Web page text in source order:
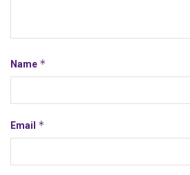
Name *
Email *